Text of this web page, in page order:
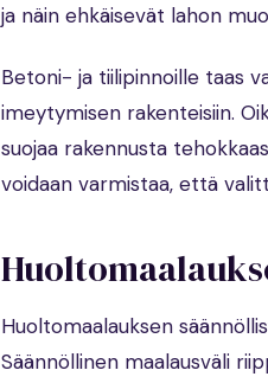
ja näin ehkäisevät lahon
Betoni- ja tiilipinnoille taas
imeytymisen rakenteisiin.
suojaa rakennusta
voidaan varmistaa, että
Huoltomaalauksen
Säännöllinen maalausväli